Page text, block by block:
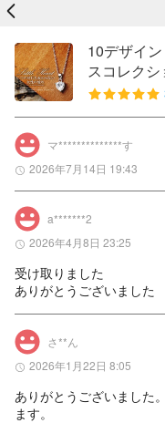
戻る
10デザイ
スコレクシ
マ**************す
2026年7月14日 19:43
a*******2
2026年4月8日 23:25
受け取りました
ありがとうございました
さ**ん
2026年1月22日 8:05
ありがとうございました
ます。